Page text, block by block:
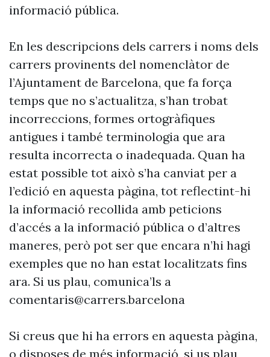
informació pública.
En les descripcions dels carrers i noms dels
carrers provinents del nomenclàtor de
l’Ajuntament de Barcelona, que fa força
temps que no s’actualitza, s’han trobat
incorreccions, formes ortogràfiques
antigues i també terminologia que ara
resulta incorrecta o inadequada. Quan ha
estat possible tot això s’ha canviat per a
l’edició en aquesta pàgina, tot reflectint-hi
la informació recollida amb peticions
d’accés a la informació pública o d’altres
maneres, però pot ser que encara n’hi hagi
exemples que no han estat localitzats fins
ara. Si us plau, comunica’ls a
comentaris@carrers.barcelona
Si creus que hi ha errors en aquesta pàgina,
o disposes de més informació, si us plau